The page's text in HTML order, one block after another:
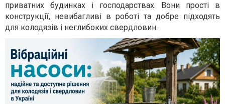
приватних будинках і господарствах. Вони прості в
конструкції, невибагливі в роботі та добре підходять
для колодязів і неглибоких свердловин.